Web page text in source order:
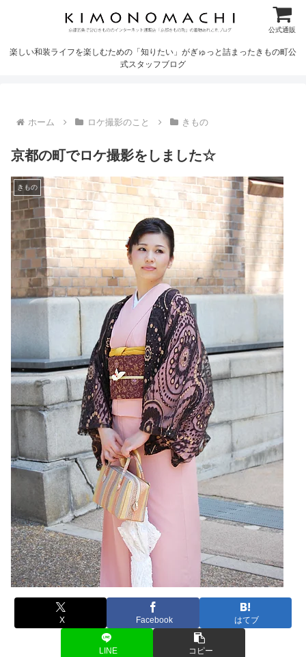
公式通販
楽しい和装ライフを楽しむための「知りたい」がぎゅっと詰まったきもの町公
式スタッフブログ
ホーム ロケ撮影のこと きもの
京都の町でロケ撮影をしました☆
きもの
X Facebook はてブ
LINE コピー